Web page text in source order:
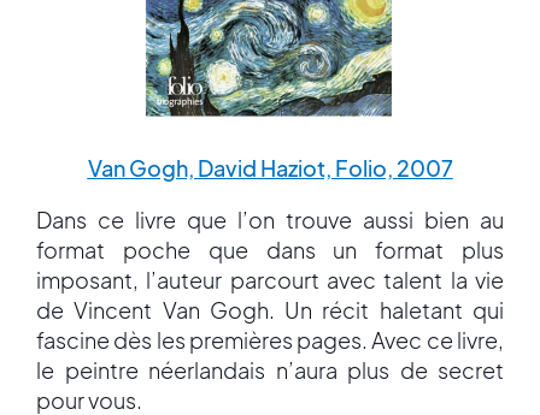
Van Gogh, David Haziot, Folio, 2007
Dans ce livre que l’on trouve aussi bien au
format poche que dans un format plus
imposant, l’auteur parcourt avec talent la vie
de Vincent Van Gogh. Un récit haletant qui
fascine dès les premières pages. Avec ce livre,
le peintre néerlandais n’aura plus de secret
pour vous.